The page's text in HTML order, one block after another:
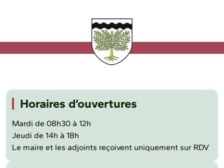
Horaires d’ouvertures
Mardi de 08h30 à 12h
Jeudi de 14h à 18h
Le maire et les adjoints reçoivent uniquement sur RDV